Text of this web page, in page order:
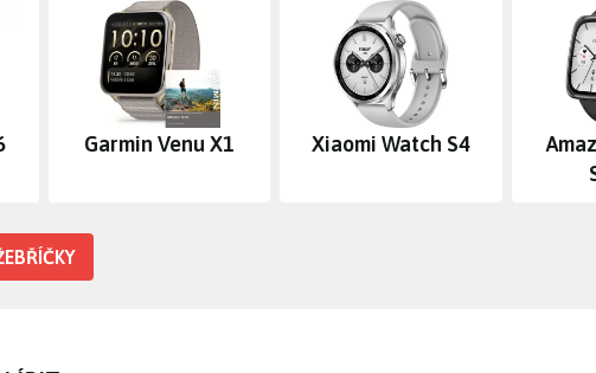
Garmin Venu X1 Xiaomi Watch S4